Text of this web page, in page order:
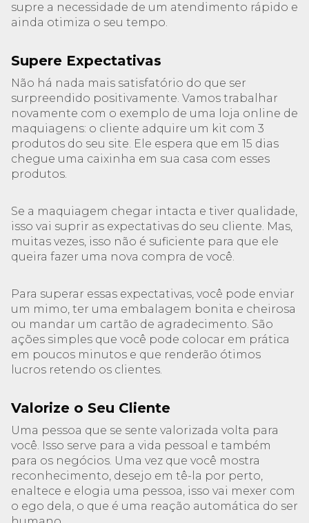
supre a necessidade de um atendimento rápido e
ainda otimiza o seu tempo.
Supere Expectativas
Não há nada mais satisfatório do que ser
surpreendido positivamente. Vamos trabalhar
novamente com o exemplo de uma loja online de
maquiagens: o cliente adquire um kit com 3
produtos do seu site. Ele espera que em 15 dias
chegue uma caixinha em sua casa com esses
produtos.
Se a maquiagem chegar intacta e tiver qualidade,
isso vai suprir as expectativas do seu cliente. Mas,
muitas vezes, isso não é suficiente para que ele
queira fazer uma nova compra de você.
Para superar essas expectativas, você pode enviar
um mimo, ter uma embalagem bonita e cheirosa
ou mandar um cartão de agradecimento. São
ações simples que você pode colocar em prática
em poucos minutos e que renderão ótimos
lucros retendo os clientes.
Valorize o Seu Cliente
Uma pessoa que se sente valorizada volta para
você. Isso serve para a vida pessoal e também
para os negócios. Uma vez que você mostra
reconhecimento, desejo em tê-la por perto,
enaltece e elogia uma pessoa, isso vai mexer com
o ego dela, o que é uma reação automática do ser